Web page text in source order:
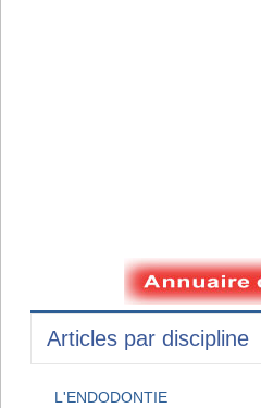
Articles par discipline
L'ENDODONTIE